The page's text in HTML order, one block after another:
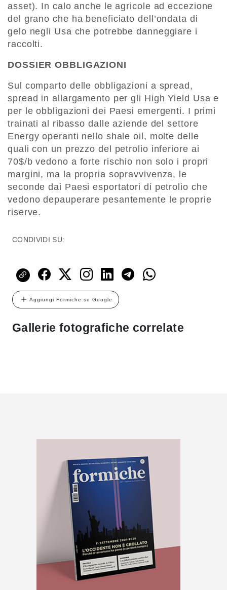
asset). In calo anche le agricole ad eccezione
del grano che ha beneficiato dell’ondata di
gelo negli Usa che potrebbe danneggiare i
raccolti.
DOSSIER OBBLIGAZIONI
Sul comparto delle obbligazioni a spread,
spread in allargamento per gli High Yield Usa e
per le obbligazioni dei Paesi emergenti. I primi
trainati al ribasso dalle aziende del settore
Energy operanti nello shale oil, molte delle
quali con un prezzo del petrolio inferiore ai
70$/b vedono a forte rischio non solo i propri
margini, ma la propria sopravvivenza, le
seconde dai Paesi esportatori di petrolio che
vedono depauperare pesantemente le proprie
riserve.
CONDIVIDI SU:
Aggiungi Formiche su Google
Gallerie fotografiche correlate